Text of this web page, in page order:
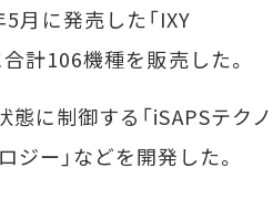
月に発売した「IXY
計106機種を販売した。
に制御する「iSAPSテクノ
ジー」などを開発した。